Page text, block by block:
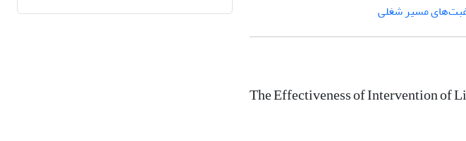
مسیر شغلی
The Effectiveness of Intervention of